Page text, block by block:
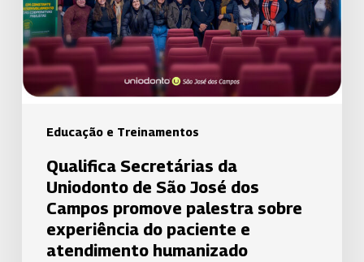
Educação e Treinamentos
São
José
dos
Campos
palestra
experiência
paciente
Qualifica Secretárias da
Uniodonto de São José dos
Campos promove palestra sobre
experiência do paciente e
atendimento humanizado